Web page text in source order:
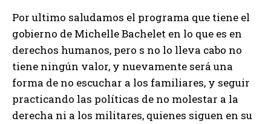
Por ultimo saludamos el programa que tiene el
gobierno de Michelle Bachelet en lo que es en
derechos humanos, pero s no lo lleva cabo no
tiene ningún valor, y nuevamente será una
forma de no escuchar a los familiares, y seguir
practicando las políticas de no molestar a la
derecha ni a los militares, quienes siguen en su